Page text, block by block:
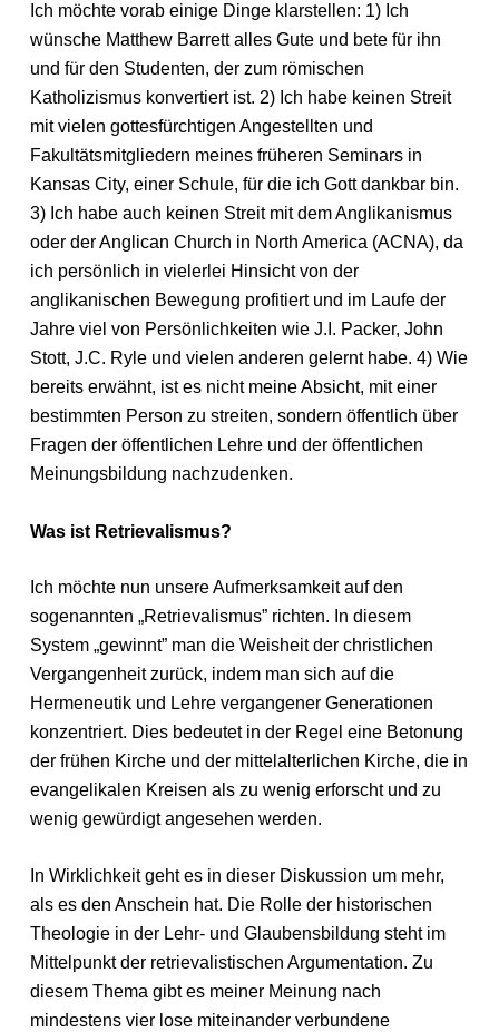
Ich möchte vorab einige Dinge klarstellen: 1) Ich
wünsche Matthew Barrett alles Gute und bete für ihn
und für den Studenten, der zum römischen
Katholizismus konvertiert ist. 2) Ich habe keinen Streit
mit vielen gottesfürchtigen Angestellten und
Fakultätsmitgliedern meines früheren Seminars in
Kansas City, einer Schule, für die ich Gott dankbar bin.
3) Ich habe auch keinen Streit mit dem Anglikanismus
oder der Anglican Church in North America (ACNA), da
ich persönlich in vielerlei Hinsicht von der
anglikanischen Bewegung profitiert und im Laufe der
Jahre viel von Persönlichkeiten wie J.I. Packer, John
Stott, J.C. Ryle und vielen anderen gelernt habe. 4) Wie
bereits erwähnt, ist es nicht meine Absicht, mit einer
bestimmten Person zu streiten, sondern öffentlich über
Fragen der öffentlichen Lehre und der öffentlichen
Meinungsbildung nachzudenken.
Was ist Retrievalismus?
Ich möchte nun unsere Aufmerksamkeit auf den
sogenannten „Retrievalismus” richten. In diesem
System „gewinnt” man die Weisheit der christlichen
Vergangenheit zurück, indem man sich auf die
Hermeneutik und Lehre vergangener Generationen
konzentriert. Dies bedeutet in der Regel eine Betonung
der frühen Kirche und der mittelalterlichen Kirche, die in
evangelikalen Kreisen als zu wenig erforscht und zu
wenig gewürdigt angesehen werden.
In Wirklichkeit geht es in dieser Diskussion um mehr,
als es den Anschein hat. Die Rolle der historischen
Theologie in der Lehr- und Glaubensbildung steht im
Mittelpunkt der retrievalistischen Argumentation. Zu
diesem Thema gibt es meiner Meinung nach
mindestens vier lose miteinander verbundene